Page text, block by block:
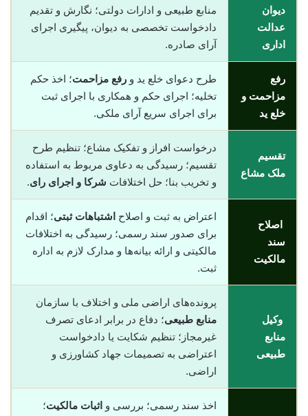
دیوان
عدالت
اداری
منابع طبیعی و ادارات دولتی؛ نگارش و تقدیم
دادخواست تخصصی به دیوان، پیگیری اجرای
آرای صادره.
رفع
مزاحمت و
خلع ید
طرح دعوای خلع ید و رفع مزاحمت؛ اخذ حکم
تخلیه؛ اجرای حکم و همکاری با اجرای ثبت
برای اجرای سریع آرای ملکی.
تقسیم
ملک مشاع
درخواست افراز و تفکیک مشاع؛ تنظیم طرح
تقسیم؛ رسیدگی به دعاوی مربوط به استفاده
و تخریب بنا؛ حل اختلافات شرکا و اجرای رای.
اصلاح
سند
مالکیت
اعتراض به ثبت و اصلاح اشتباهات ثبتی؛ اقدام
برای صدور سند رسمی؛ رسیدگی به اختلافات
مالکیتی و ارائه بیانه‌ها و مدارک لازم به اداره
ثبت.
وکیل
منابع
طبیعی
پرونده‌های اراضی ملی و اختلاف با سازمان
منابع طبیعی؛ دفاع در برابر ادعای تصرف
غیرمجاز؛ تنظیم شکایت یا دادخواست
اعتراضی به تصمیمات جهاد کشاورزی و
اراضی.
اخذ سند رسمی؛ بررسی و اثبات مالکیت؛